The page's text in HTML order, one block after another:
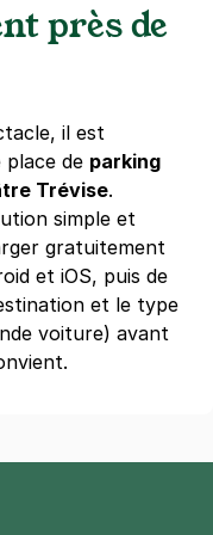
Pompidou -
dégressifs)
près de
il est
de parking
Trévise.
simple et
gratuitement
et iOS, puis de
et le type
voiture) avant